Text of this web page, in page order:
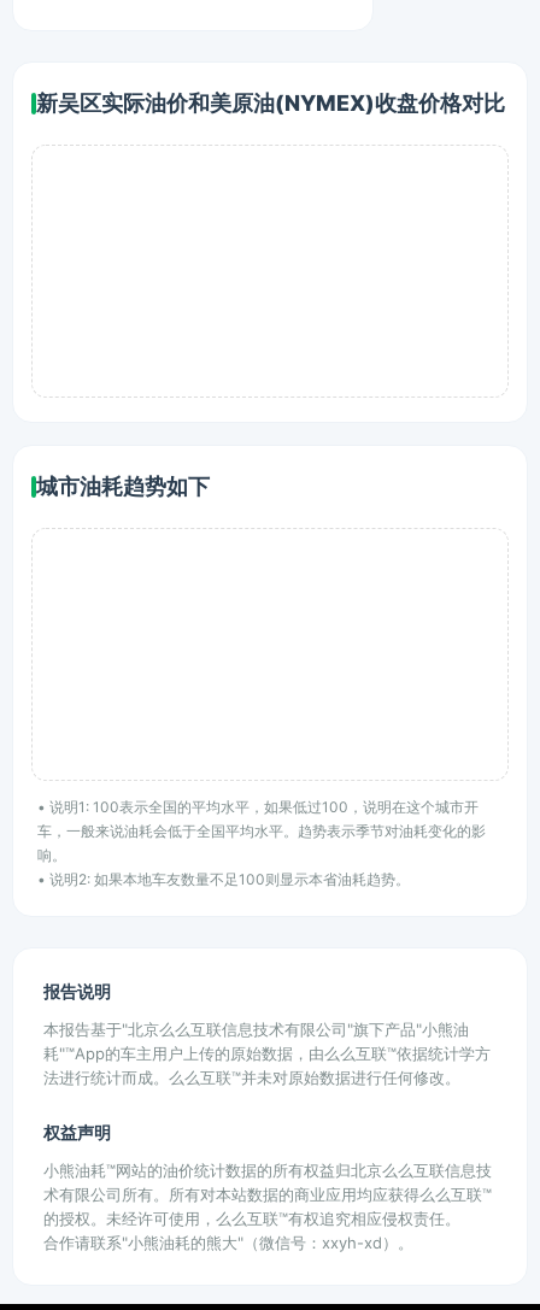
新吴区实际油价和美原油(NYMEX)收盘价格对比
城市油耗趋势如下
• 说明1: 100表示全国的平均水平，如果低过100，说明在这个城市开
车，一般来说油耗会低于全国平均水平。趋势表示季节对油耗变化的影
响。
• 说明2: 如果本地车友数量不足100则显示本省油耗趋势。
报告说明
本报告基于"北京么么互联信息技术有限公司"旗下产品"小熊油
耗"™App的车主用户上传的原始数据，由么么互联™依据统计学方
法进行统计而成。么么互联™并未对原始数据进行任何修改。
权益声明
小熊油耗™网站的油价统计数据的所有权益归北京么么互联信息技
术有限公司所有。所有对本站数据的商业应用均应获得么么互联™
的授权。未经许可使用，么么互联™有权追究相应侵权责任。
合作请联系"小熊油耗的熊大"（微信号：xxyh-xd）。